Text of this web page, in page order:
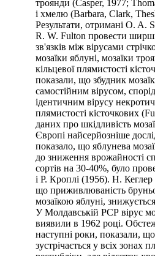
троянди (Casper, 1977;
і хмелю (Barbara, Clark,
Результати, отримані O. A.
R. W. Fulton провести
зв'язків між вірусами
мозаїки яблуні, мозаїки
кільцевої плямистості
показали, що збудник
самостійним вірусом,
ідентичним вірусу
плямистості кісточкових
даних про шкідливість
Європі найсерйозніше
показало, що яблунева
до зниження врожайності
сортів на 30-40%, було
і Р. Кроплі (1956). Н.
що приживлюваність
мозаїкою яблуні,
У Молдавській РСР вірус
виявили в 1962 році.
наступні роки, показали,
зустрічається у всіх зонах